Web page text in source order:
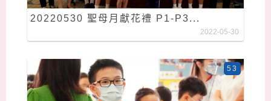
20220530 聖母月獻花禮 P1-P3...
2022-05-30
53